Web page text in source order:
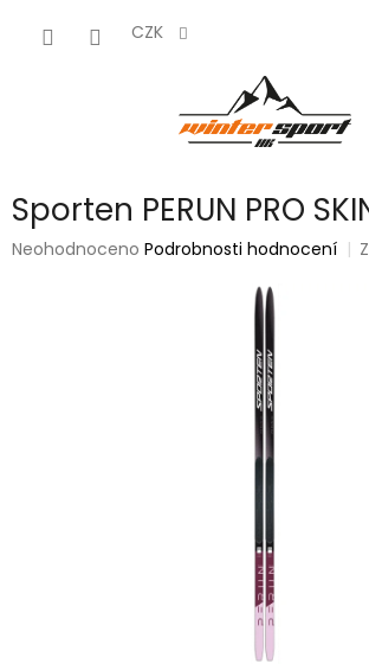
CZK
Sporten PERUN PRO
Průměrné
Neohodnoceno Podrobnosti hodnocení